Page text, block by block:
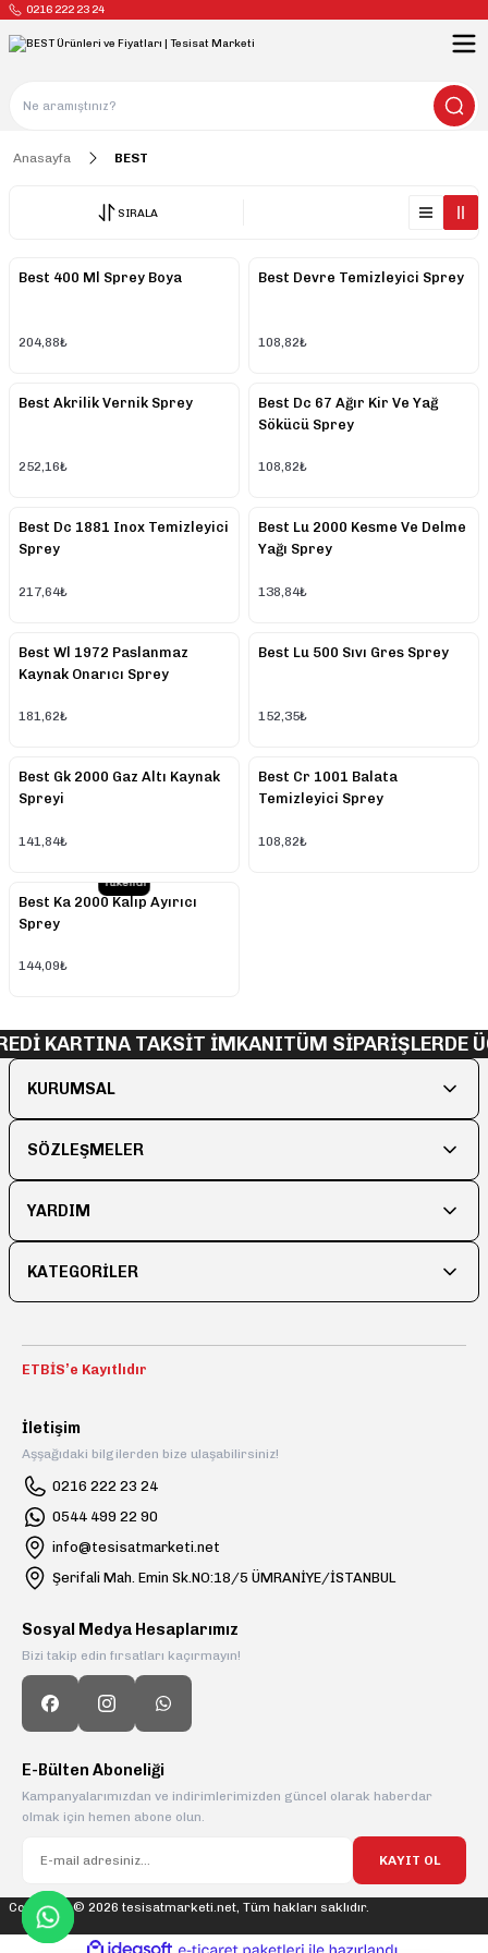
0216 222 23 24
Anasayfa BEST
SIRALA
Best 400 Ml Sprey Boya
204,88₺
Best Devre Temizleyici Sprey
108,82₺
Best Akrilik Vernik Sprey
252,16₺
Best Dc 67 Ağır Kir Ve Yağ
Sökücü Sprey
108,82₺
Best Dc 1881 Inox Temizleyici
Sprey
217,64₺
Best Lu 2000 Kesme Ve Delme
Yağı Sprey
138,84₺
Best Wl 1972 Paslanmaz
Kaynak Onarıcı Sprey
181,62₺
Best Lu 500 Sıvı Gres Sprey
152,35₺
Best Gk 2000 Gaz Altı Kaynak
Spreyi
141,84₺
Best Cr 1001 Balata
Temizleyici Sprey
108,82₺
Tükendi
Best Ka 2000 Kalıp Ayırıcı
Sprey
144,09₺
KARTINA TAKSİT İMKANITÜM SİPARİŞLERDE
KURUMSAL
SÖZLEŞMELER
YARDIM
KATEGORİLER
ETBİS’e Kayıtlıdır
İletişim
Aşşağıdaki bilgilerden bize ulaşabilirsiniz!
0216 222 23 24
0544 499 22 90
info@tesisatmarketi.net
Şerifali Mah. Emin Sk.NO:18/5 ÜMRANİYE/İSTANBUL
Sosyal Medya Hesaplarımız
Bizi takip edin fırsatları kaçırmayın!
E-Bülten Aboneliği
Kampanyalarımızdan ve indirimlerimizden güncel olarak haberdar
olmak için hemen abone olun.
KAYIT OL
Copyright © 2026 tesisatmarketi.net, Tüm hakları saklıdır.
ideasoft e-